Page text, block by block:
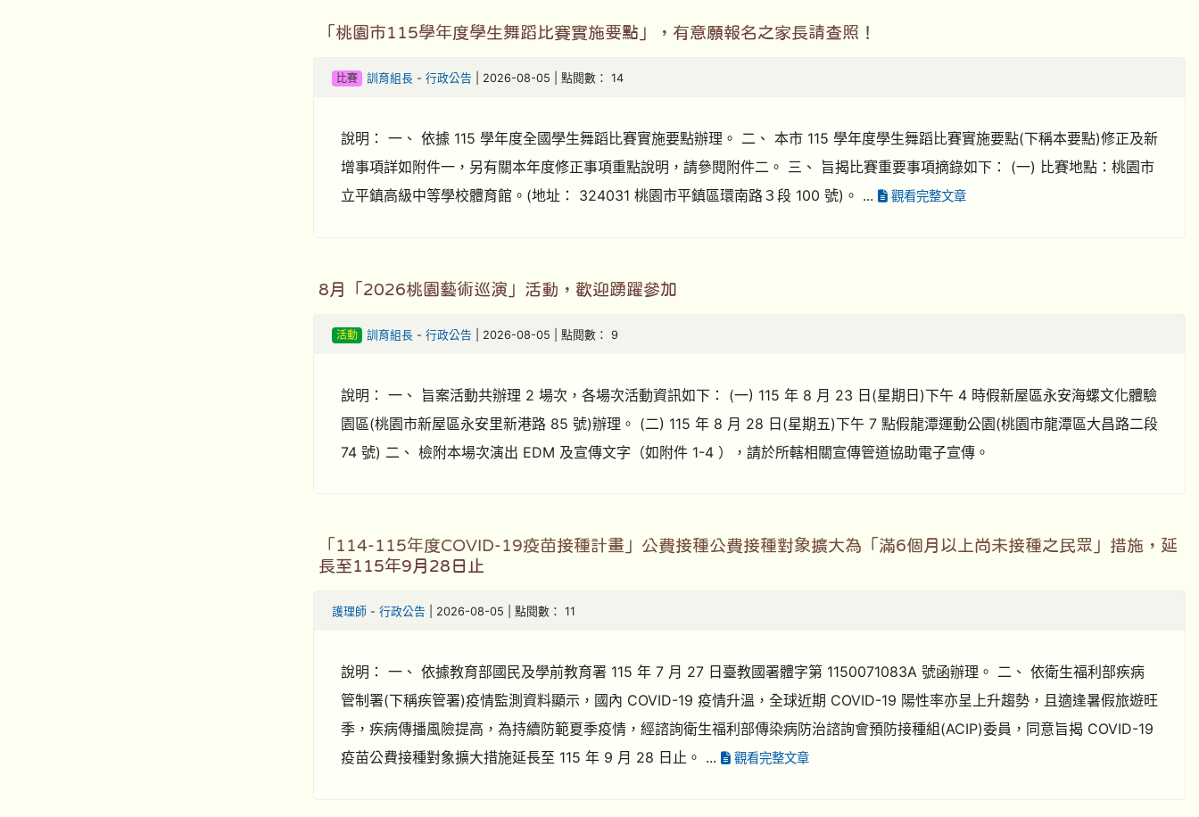
「桃園市115學年度學生舞蹈比賽實施要點」，有意願報名之家長請查照！
比賽 訓育組長- 行政公告 | 2026-08-05 | 點閱數： 14
說明： 一、 依據 115 學年度全國學生舞蹈比賽實施要點辦理。 二、 本市 115 學年度學生舞蹈比賽實施要點(下稱本要點)修正及新
增事項詳如附件一，另有關本年度修正事項重點說明，請參閱附件二。 三、 旨揭比賽重要事項摘錄如下： (一) 比賽地點：桃園市
立平鎮高級中等學校體育館。(地址： 324031 桃園市平鎮區環南路３段 100 號)。 ...
觀看完整文章
8月「2026桃園藝術巡演」活動，歡迎踴躍參加
活動 訓育組長- 行政公告 | 2026-08-05 | 點閱數： 9
說明： 一、 旨案活動共辦理 2 場次，各場次活動資訊如下： (一) 115 年 8 月 23 日(星期日)下午 4 時假新屋區永安海螺文化體驗
園區(桃園市新屋區永安里新港路 85 號)辦理。 (二) 115 年 8 月 28 日(星期五)下午 7 點假龍潭運動公園(桃園市龍潭區大昌路二段
74 號) 二、 檢附本場次演出 EDM 及宣傳文字（如附件 1-4 ），請於所轄相關宣傳管道協助電子宣傳。
「114-115年度COVID-19疫苗接種計畫」公費接種公費接種對象擴大為「滿6個月以上尚未接種之民眾」措施，延
長至115年9月28日止
護理師 - 行政公告 | 2026-08-05 | 點閱數： 11
說明： 一、 依據教育部國民及學前教育署 115 年 7 月 27 日臺教國署體字第 1150071083A 號函辦理。 二、 依衛生福利部疾病
管制署(下稱疾管署)疫情監測資料顯示，國內 COVID-19 疫情升溫，全球近期 COVID-19 陽性率亦呈上升趨勢，且適逢暑假旅遊旺
季，疾病傳播風險提高，為持續防範夏季疫情，經諮詢衛生福利部傳染病防治諮詢會預防接種組(ACIP)委員，同意旨揭 COVID-19
疫苗公費接種對象擴大措施延長至 115 年 9 月 28 日止。 ...
觀看完整文章